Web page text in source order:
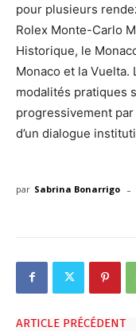
pour plusieurs
Rolex Monte-Carlo
Historique, le
Monaco et la Vuelta.
modalités pratiques
progressivement
d’un dialogue
par Sabrina Bonarrigo -
ARTICLE PRÉCÉDENT